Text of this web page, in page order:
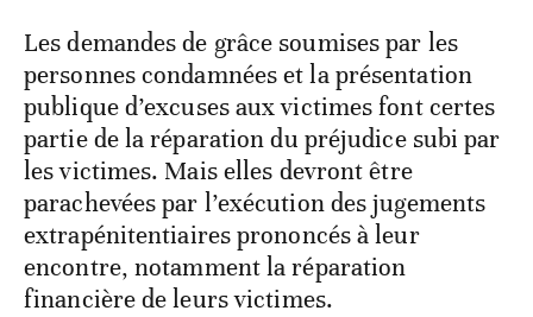
Les demandes de grâce soumises par les
personnes condamnées et la présentation
publique d’excuses aux victimes font certes
partie de la réparation du préjudice subi par
les victimes. Mais elles devront être
parachevées par l’exécution des jugements
extrapénitentiaires prononcés à leur
encontre, notamment la réparation
financière de leurs victimes.